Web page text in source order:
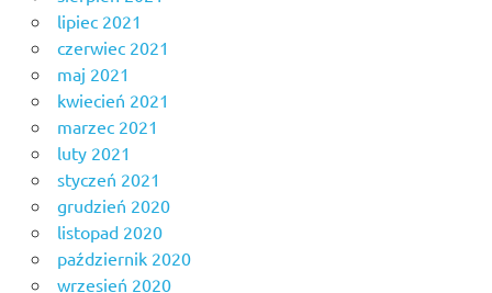
lipiec 2021
czerwiec 2021
maj 2021
kwiecień 2021
marzec 2021
luty 2021
styczeń 2021
grudzień 2020
listopad 2020
październik 2020
wrzesień 2020